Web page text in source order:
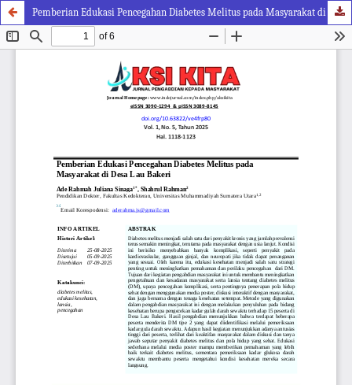
Pemberian Edukasi Pencegahan Diabetes Melitus pada Masyarakat di Desa Lau Bakeri